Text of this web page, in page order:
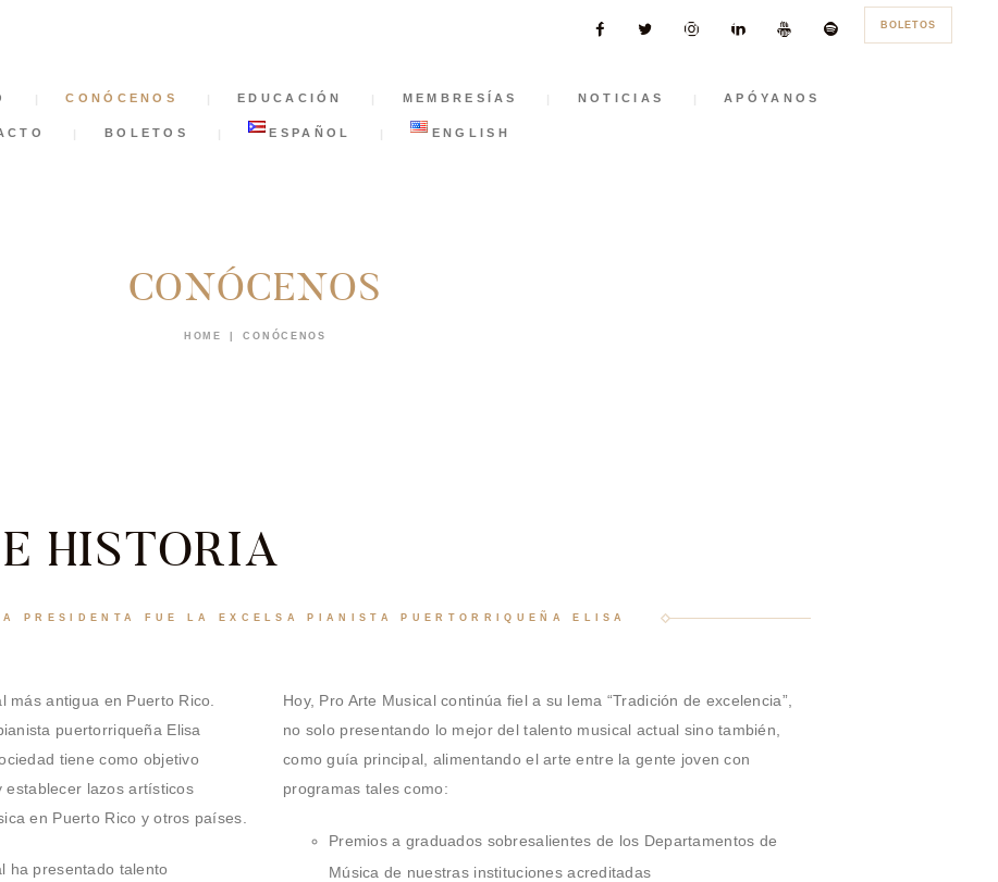
BOLETOS
CONÓCENOS EDUCACIÓN MEMBRESÍAS NOTICIAS APÓYANOS
BOLETOS ESPAÑOL ENGLISH
CONÓCENOS
HOME CONÓCENOS
CONÓCENOS
EDUCACIÓN
APÓYANOS
HISTORIA
PRESIDENTA FUE LA EXCELSA PIANISTA PUERTORRIQUEÑA ELISA
más antigua en Puerto Rico.
puertorriqueña Elisa
tiene como objetivo
establecer lazos artísticos
en Puerto Rico y otros países.
ha presentado talento
Hoy, Pro Arte Musical continúa fiel a su lema “Tradición de excelencia”,
no solo presentando lo mejor del talento musical actual sino también,
como guía principal, alimentando el arte entre la gente joven con
programas tales como:
Premios a graduados sobresalientes de los Departamentos de
Música de nuestras instituciones acreditadas